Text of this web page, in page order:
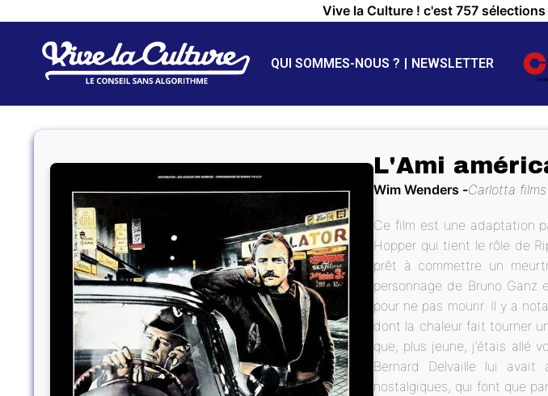
Vive la Culture ! c'est 757
QUI SOMMES-NOUS ? NEWSLETTER
L'Ami
Wim Wenders Carlotta films
Ce film est une adaptation
Hopper qui tient le rôle de
prêt à commettre un
personnage de Bruno
pour ne pas mourir. Il y a
dont la chaleur fait tourner
que, plus jeune, j’étais allé
Bernard Delvaille lui
nostalgiques, qui font que